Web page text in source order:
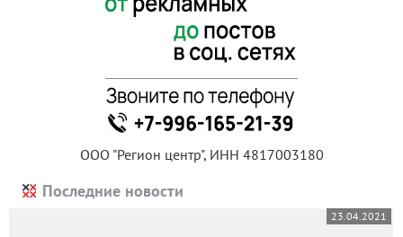
ООО "Регион центр", ИНН 4817003180
Последние новости
23.04.2021